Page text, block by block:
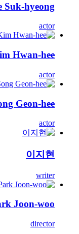
Suk-hyeong
actor
Hwan-hee
actor
Geon-hee
actor
이지현
writer
Joon-woo
director